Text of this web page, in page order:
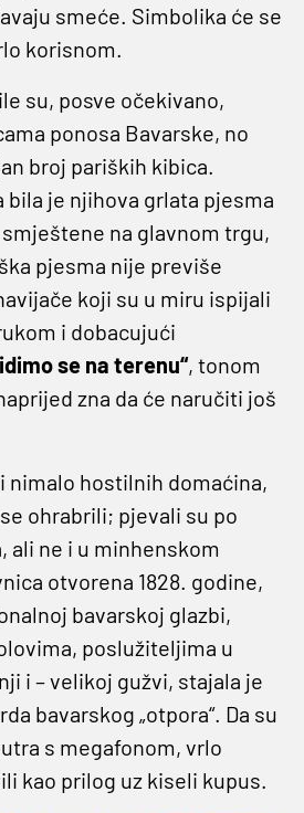
smeće. Simbolika će se
korisnom.
su, posve očekivano,
ponosa Bavarske, no
broj pariških kibica.
je njihova grlata pjesma
na glavnom trgu,
pjesma nije previše
koji su u miru ispijali
i dobacujući
se na terenu“, tonom
zna da će naručiti još
nimalo hostilnih domaćina,
ohrabrili; pjevali su po
ali ne i u minhenskom
otvorena 1828. godine,
bavarskoj glazbi,
poslužiteljima u
i – velikoj gužvi, stajala je
bavarskog „otpora“. Da su
s megafonom, vrlo
kao prilog uz kiseli kupus.